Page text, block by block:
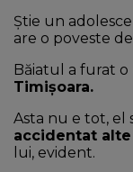
Știe un
are o poveste
Băiatul a furat
Timișoara.
Asta nu e tot, el
accidentat
lui, evident.